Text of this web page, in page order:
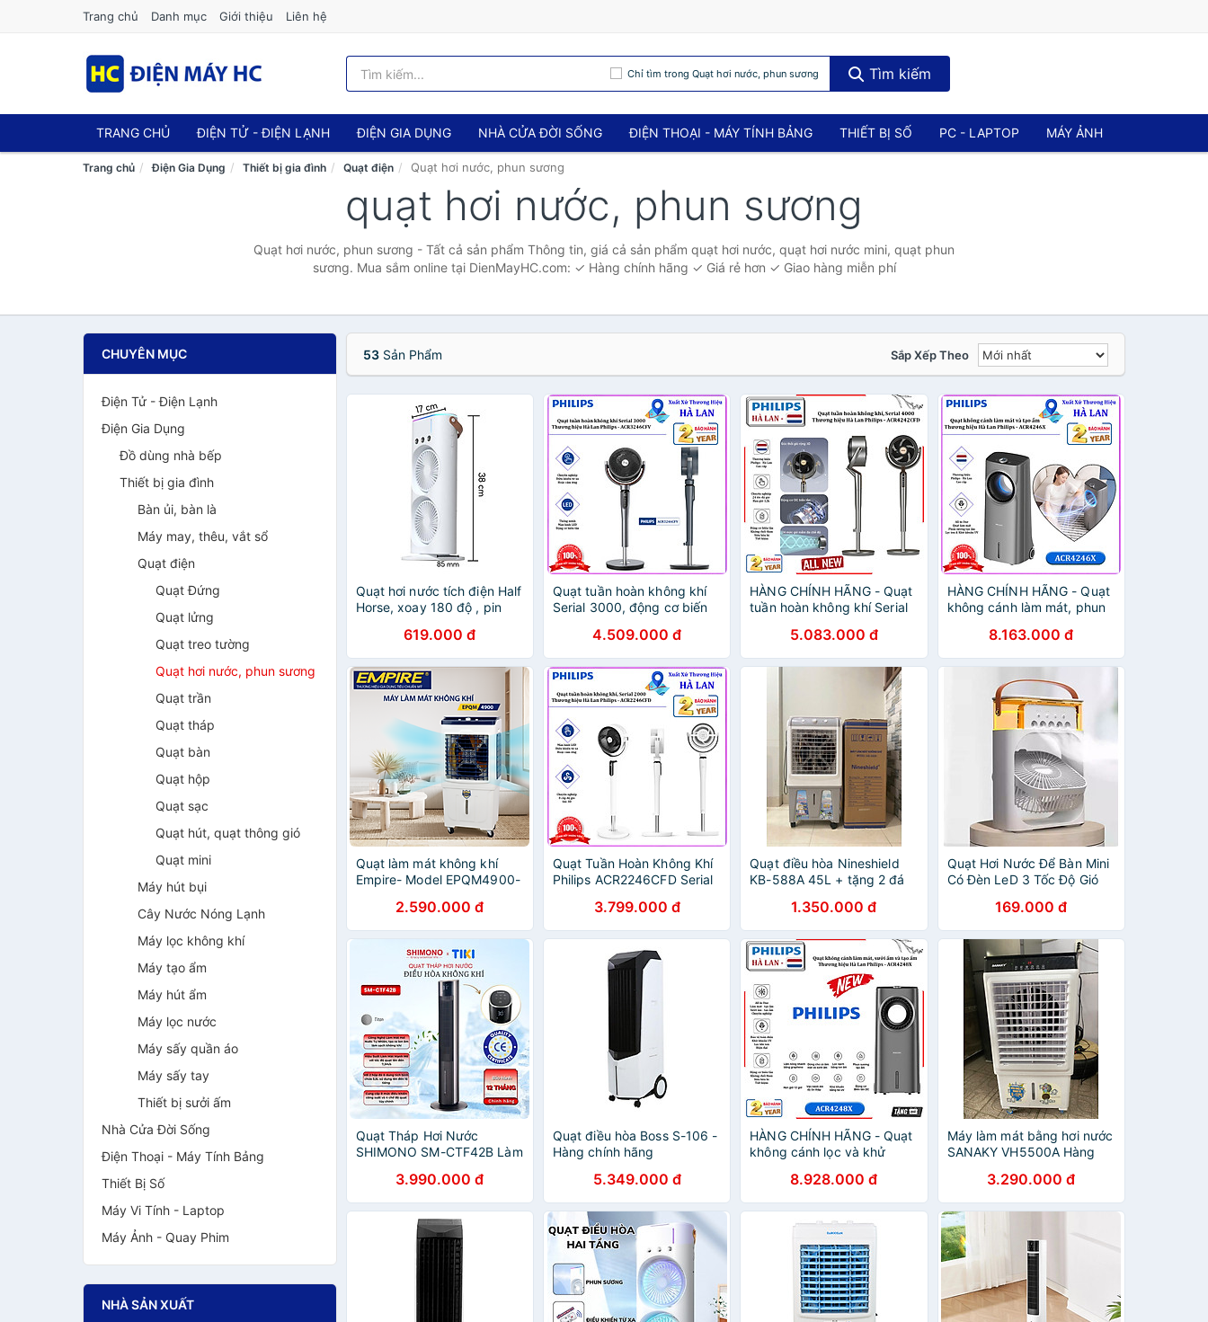
Trang chủ Danh mục Giới thiệu Liên hệ
Chỉ tìm trong Quạt hơi nước, phun sương Tìm kiếm
TRANG CHỦ ĐIỆN TỬ - ĐIỆN LẠNH ĐIỆN GIA DỤNG NHÀ CỬA ĐỜI SỐNG ĐIỆN THOẠI - MÁY TÍNH BẢNG THIẾT BỊ SỐ PC - LAPTOP MÁY ẢNH
Trang chủ Điện Gia Dụng Thiết bị gia đình Quạt điện Quạt hơi nước, phun sương
quạt hơi nước, phun sương
Quạt hơi nước, phun sương - Tất cả sản phẩm Thông tin, giá cả sản phẩm quạt hơi nước, quạt hơi nước mini, quạt phun
sương. Mua sắm online tại DienMayHC.com: ✓ Hàng chính hãng ✓ Giá rẻ hơn ✓ Giao hàng miễn phí
CHUYÊN MỤC
Điện Tử - Điện Lạnh
Điện Gia Dụng
Đồ dùng nhà bếp
Thiết bị gia đình
Bàn ủi, bàn là
Máy may, thêu, vắt sổ
Quạt điện
Quạt Đứng
Quạt lửng
Quạt treo tường
Quạt hơi nước, phun sương
Quạt trần
Quạt tháp
Quạt bàn
Quạt hộp
Quạt sạc
Quạt hút, quạt thông gió
Quạt mini
Máy hút bụi
Cây Nước Nóng Lạnh
Máy lọc không khí
Máy tạo ẩm
Máy hút ẩm
Máy lọc nước
Máy sấy quần áo
Máy sấy tay
Thiết bị sưởi ấm
Nhà Cửa Đời Sống
Điện Thoại - Máy Tính Bảng
Thiết Bị Số
Máy Vi Tính - Laptop
Máy Ảnh - Quay Phim
NHÀ SẢN XUẤT
53Sản Phẩm Sắp Xếp Theo
Quạt hơi nước tích điện Half
Horse, xoay 180 độ , pin
cho mùa hè nóng nực
619.000 đ
Quạt tuần hoàn không khí
Serial 3000, động cơ biến
hiệu Hà Lan cao cấp Philips
- ACR3246CFV. HÀNG
CHÍNH HÃNG
4.509.000 đ
HÀNG CHÍNH HÃNG - Quạt
tuần hoàn không khí Serial
cấp. Thương hiệu Hà Lan
nổi tiếng Philips -
ACR4242CFD
5.083.000 đ
HÀNG CHÍNH HÃNG - Quạt
không cánh làm mát, phun
không khí ion âm và khử
khuẩn UV, Serial 4000.
Thương hiệu Hà Lan cao
cấp Philips - ACR4246X
8.163.000 đ
Quạt làm mát không khí
Empire- Model EPQM4900-
2.590.000 đ
Quạt Tuần Hoàn Không Khí
Philips ACR2246CFD Serial
Mạnh Êm, Tiết Kiệm Điện.
Hàng chính hãng
3.799.000 đ
Quạt điều hòa Nineshield
KB-588A 45L + tặng 2 đá
đồng bền bỉ, êm ái, tiết
kiệm điện, dễ dàng vệ sinh,
hàng nhập khẩu
1.350.000 đ
Quạt Hơi Nước Để Bàn Mini
Có Đèn LeD 3 Tốc Độ Gió
169.000 đ
Quạt Tháp Hơi Nước
SHIMONO SM-CTF42B Làm
Phát Ion Âm Cấp Ẩm 3.5L
Hàng Chính Hãng
3.990.000 đ
Quạt điều hòa Boss S-106 -
Hàng chính hãng
5.349.000 đ
HÀNG CHÍNH HÃNG - Quạt
không cánh lọc và khử
tạo ẩm vào mùa hè. Kiêm
máy sưởi ấm và tạo ẩm mùa
đông, Serial 4000. Thương
hiệu Hà Lan cao cấp Philips
- ACR4248X
8.928.000 đ
Máy làm mát bằng hơi nước
SANAKY VH5500A Hàng
3.290.000 đ